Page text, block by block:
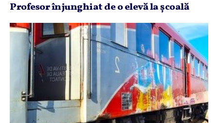
Profesor înjunghiat de o elevă la şcoală